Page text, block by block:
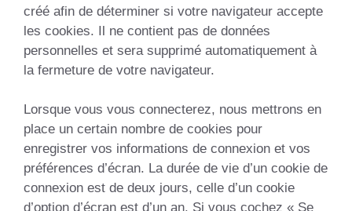
créé afin de déterminer si votre navigateur accepte
les cookies. Il ne contient pas de données
personnelles et sera supprimé automatiquement à
la fermeture de votre navigateur.
Lorsque vous vous connecterez, nous mettrons en
place un certain nombre de cookies pour
enregistrer vos informations de connexion et vos
préférences d’écran. La durée de vie d’un cookie de
connexion est de deux jours, celle d’un cookie
d’option d’écran est d’un an. Si vous cochez « Se